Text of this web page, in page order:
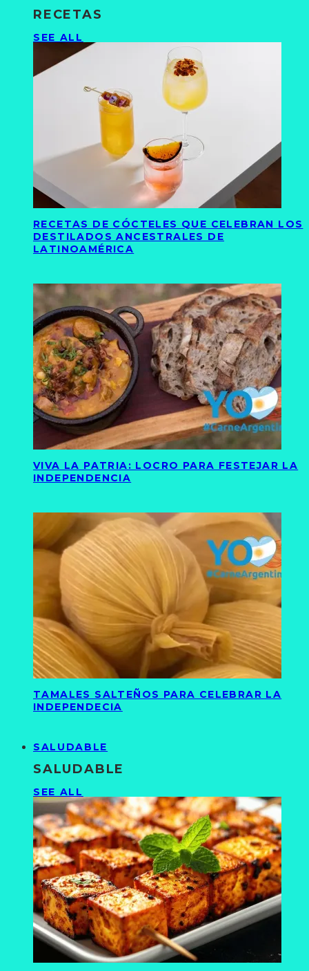
RECETAS
SEE ALL
RECETAS DE CÓCTELES QUE CELEBRAN LOS
DESTILADOS ANCESTRALES DE
LATINOAMÉRICA
VIVA LA PATRIA: LOCRO PARA FESTEJAR LA
INDEPENDENCIA
TAMALES SALTEÑOS PARA CELEBRAR LA
INDEPENDECIA
SALUDABLE
SALUDABLE
SEE ALL